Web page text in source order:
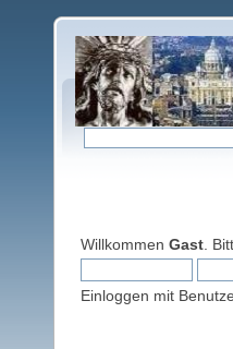
Willkommen Gast .
Einloggen mit